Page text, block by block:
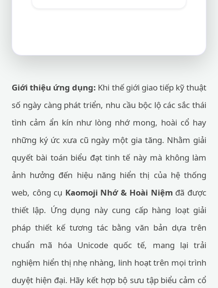
Giới thiệu ứng dụng: Khi thế giới giao tiếp kỹ thuật
số ngày càng phát triển, nhu cầu bộc lộ các sắc thái
tình cảm ẩn kín như lòng nhớ mong, hoài cổ hay
những ký ức xưa cũ ngày một gia tăng. Nhằm giải
quyết bài toán biểu đạt tinh tế này mà không làm
ảnh hưởng đến hiệu năng hiển thị của hệ thống
web, công cụ Kaomoji Nhớ & Hoài Niệmđã được
thiết lập. Ứng dụng này cung cấp hàng loạt giải
pháp thiết kế tương tác bằng văn bản dựa trên
chuẩn mã hóa Unicode quốc tế, mang lại trải
nghiệm hiển thị nhẹ nhàng, linh hoạt trên mọi trình
duyệt hiện đại. Hãy kết hợp bộ sưu tập biểu cảm cổ